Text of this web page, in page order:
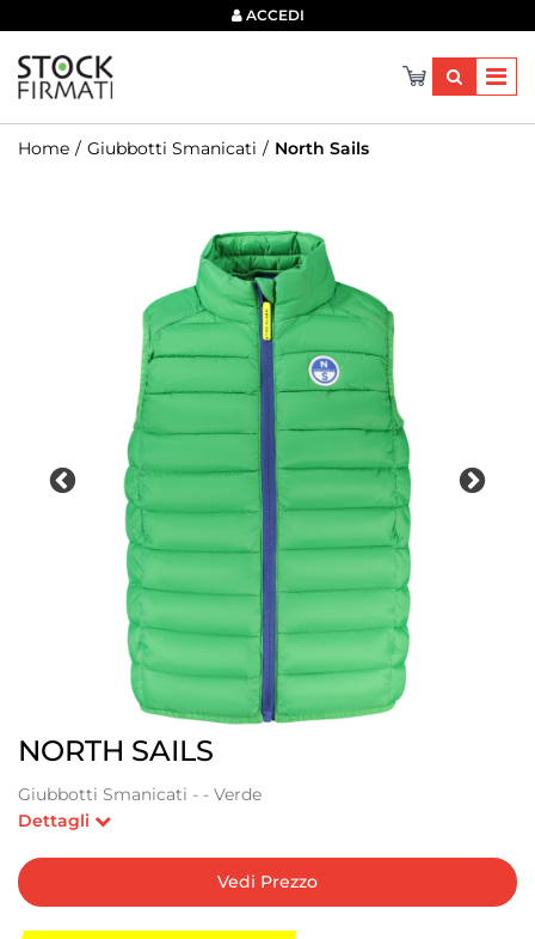
ACCEDI
Home Giubbotti Smanicati North Sails
NORTH SAILS
Giubbotti Smanicati - - Verde
Dettagli
Vedi Prezzo